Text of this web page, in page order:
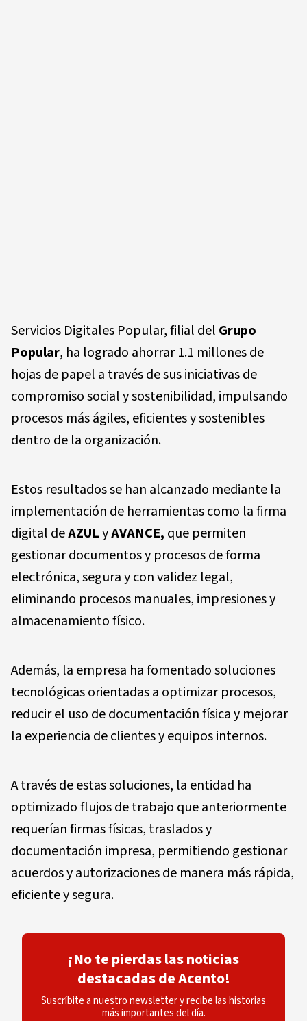
Servicios Digitales Popular, filial del Grupo
Popular, ha logrado ahorrar 1.1 millones de
hojas de papel a través de sus iniciativas de
compromiso social y sostenibilidad, impulsando
procesos más ágiles, eficientes y sostenibles
dentro de la organización.
Estos resultados se han alcanzado mediante la
implementación de herramientas como la firma
digital deAZULyAVANCE, que permiten
gestionar documentos y procesos de forma
electrónica, segura y con validez legal,
eliminando procesos manuales, impresiones y
almacenamiento físico.
Además, la empresa ha fomentado soluciones
tecnológicas orientadas a optimizar procesos,
reducir el uso de documentación física y mejorar
la experiencia de clientes y equipos internos.
A través de estas soluciones, la entidad ha
optimizado flujos de trabajo que anteriormente
requerían firmas físicas, traslados y
documentación impresa, permitiendo gestionar
acuerdos y autorizaciones de manera más rápida,
eficiente y segura.
¡No te pierdas las noticias
destacadas de Acento!
Suscríbite a nuestro newsletter y recibe las historias
más importantes del día.